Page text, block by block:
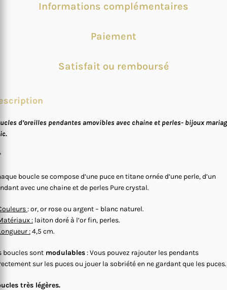
Informations complémentaires
Paiement
Satisfait ou remboursé
d’oreilles pendantes amovibles avec chaine et perles- bijoux
boucle se compose d’une puce en titane ornée d’une perle, d’un
avec une chaine et de perles Pure crystal.
: or, or rose ou argent – blanc naturel.
: laiton doré à l’or fin, perles.
:4,5 cm.
boucles sont modulables: Vous pouvez rajouter les pendants
sur les puces ou jouer la sobriété en ne gardant que les puces.
très légères.